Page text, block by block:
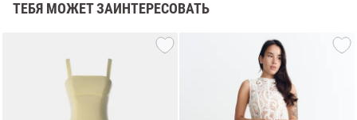
ТЕБЯ МОЖЕТ ЗАИНТЕРЕСОВАТЬ